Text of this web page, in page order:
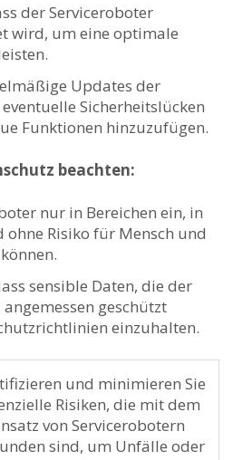
der Serviceroboter
wird, um eine optimale
⁢Updates der
Sicherheitslücken
Funktionen hinzuzufügen.
beachten:
nur in Bereichen‍ ein, in
ohne Risiko für Mensch und
sensible Daten, die‍ der
geschützt
einzuhalten.
und minimieren ⁢Sie
Risiken, die mit ⁣dem
von ⁤Servicerobotern
sind, um Unfälle oder